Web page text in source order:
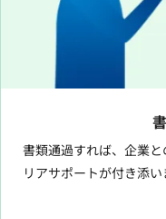
書類通過すれば、企業
リアサポートが付き添い